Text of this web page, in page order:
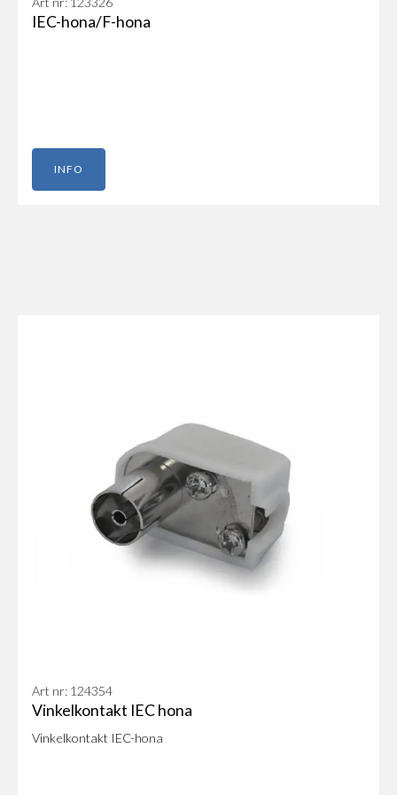
IEC-hona/F-hona
INFO
Art nr: 124354
Vinkelkontakt IEC hona
Vinkelkontakt IEC-hona